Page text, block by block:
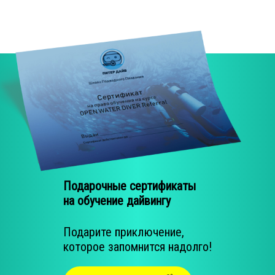
Master Scuba Diver
Assistant Instructor
Спецкурсы
Deep Diver
Drift Diver
Dry Suit
Enriched Air Diver
Peak Performance Buoyancy
Подарочные сертификаты
на обучение дайвингу
Подарите приключение,
которое запомнится надолго!